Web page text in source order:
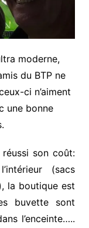
moderne,
du BTP ne
ci n’aiment
une bonne
son coût:
(sacs
la boutique est
buvette sont
l’enceinte…..